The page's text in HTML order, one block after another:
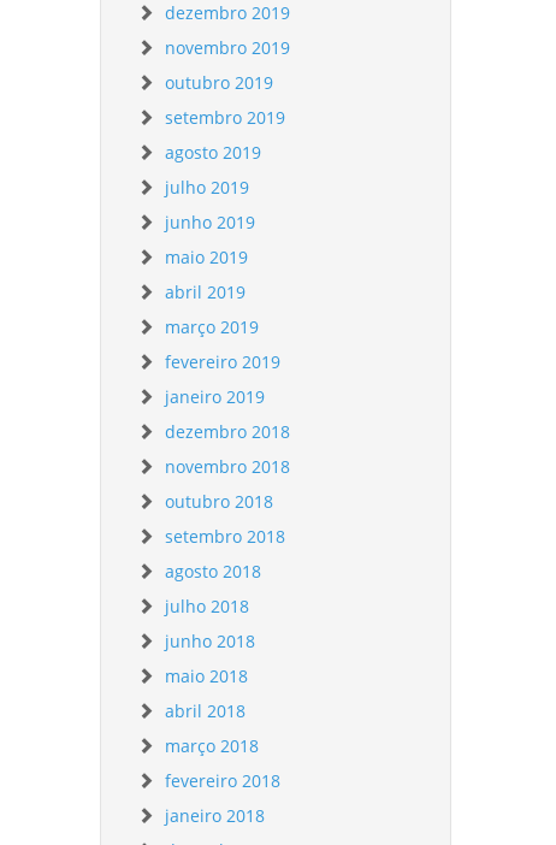
dezembro 2019
novembro 2019
outubro 2019
setembro 2019
agosto 2019
julho 2019
junho 2019
maio 2019
abril 2019
março 2019
fevereiro 2019
janeiro 2019
dezembro 2018
novembro 2018
outubro 2018
setembro 2018
agosto 2018
julho 2018
junho 2018
maio 2018
abril 2018
março 2018
fevereiro 2018
janeiro 2018